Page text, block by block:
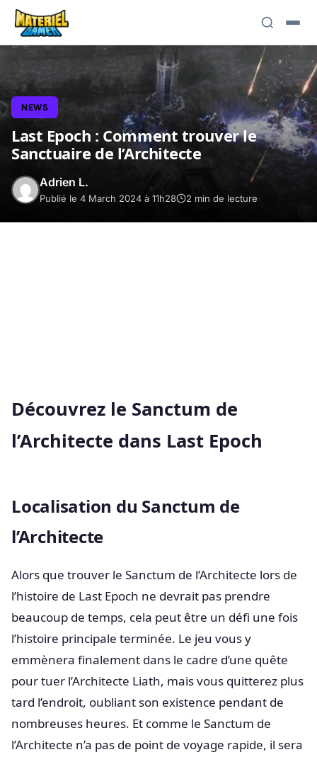
NEWS
Last Epoch : Comment trouver le
Sanctuaire de l’Architecte
Adrien L.
Publié le 4 March 2024 à 11h28 2 min de lecture
Découvrez le Sanctum de
l’Architecte dans Last Epoch
Localisation du Sanctum de
l’Architecte
Alors que trouver le Sanctum de l’Architecte lors de
l’histoire de Last Epoch ne devrait pas prendre
beaucoup de temps, cela peut être un défi une fois
l’histoire principale terminée. Le jeu vous y
emmènera finalement dans le cadre d’une quête
pour tuer l’Architecte Liath, mais vous quitterez plus
tard l’endroit, oubliant son existence pendant de
nombreuses heures. Et comme le Sanctum de
l’Architecte n’a pas de point de voyage rapide, il sera